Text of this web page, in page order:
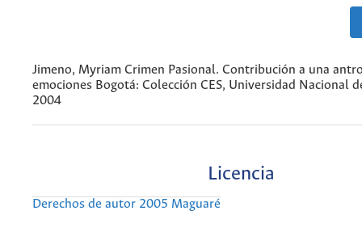
Jimeno, Myriam Crimen Pasional. Contribución a una
emociones Bogotá: Colección CES, Universidad Nacional
2004
Licencia
Derechos de autor 2005 Maguaré